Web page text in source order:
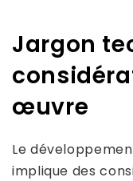
Jargon
œuvre
Le
implique des